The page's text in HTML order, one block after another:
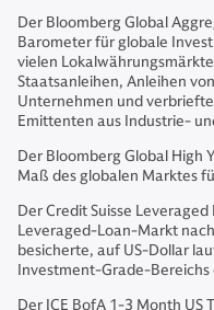
Der Bloomberg Global
Barometer für globale
vielen
Staatsanleihen, Anleihen
Unternehmen und
Emittenten aus Industrie-
Der Bloomberg Global High
Maß des globalen Marktes
Der Credit Suisse
Leveraged-Loan-Markt
besicherte, auf US-Dollar
Investment-Grade-Bereichs
Der ICE BofA 1-3 Month US